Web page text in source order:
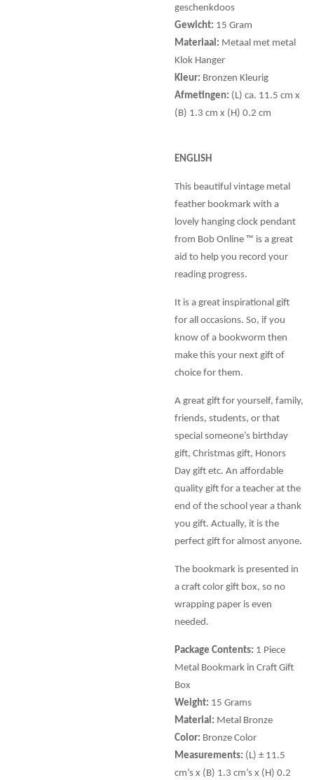
geschenkdoos
Gewicht: 15 Gram
Materiaal: Metaal met metal
Klok Hanger
Kleur: Bronzen Kleurig
Afmetingen: (L) ca. 11.5 cm x
(B) 1.3 cm x (H) 0.2 cm
ENGLISH
This beautiful vintage metal
feather bookmark with a
lovely hanging clock pendant
from Bob Online ™ is a great
aid to help you record your
reading progress.
It is a great inspirational gift
for all occasions. So, if you
know of a bookworm then
make this your next gift of
choice for them.
A great gift for yourself, family,
friends, students, or that
special someone’s birthday
gift, Christmas gift, Honors
Day gift etc. An affordable
quality gift for a teacher at the
end of the school year a thank
you gift. Actually, it is the
perfect gift for almost anyone.
The bookmark is presented in
a craft color gift box, so no
wrapping paper is even
needed.
Package Contents: 1 Piece
Metal Bookmark in Craft Gift
Box
Weight: 15 Grams
Material: Metal Bronze
Color: Bronze Color
Measurements: (L) ± 11.5
cm’s x (B) 1.3 cm’s x (H) 0.2